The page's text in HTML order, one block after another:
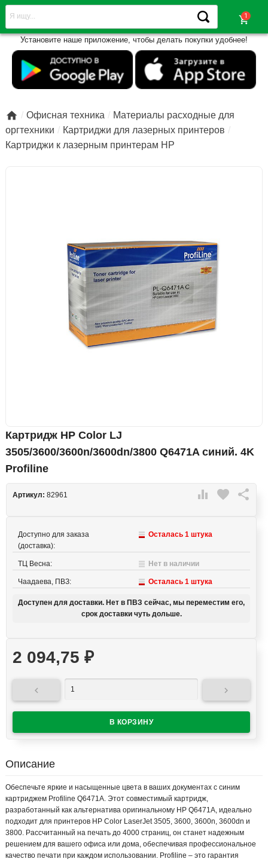
shopping_cart
Установите наше приложение, чтобы делать покупки удобнее!
 Офисная техника
Материалы расходные для
оргтехники
Картриджи для лазерных принтеров
Картриджи к лазерным принтерам НР
Картридж HP Color LJ
3505/3600/3600n/3600dn/3800 Q6471A синий. 4K
Profiline
 favorite 
Артикул: 82961
Доступно для заказа
(доставка):
Осталась 1 штука
ТЦ Весна: Нет в наличии
Чаадаева, ПВЗ: Осталась 1 штука
Доступен для доставки. Нет в ПВЗ сейчас, мы переместим его,
срок доставки чуть дольше.
2 094,75 ₽
 
Описание
Обеспечьте яркие и насыщенные цвета в ваших документах с синим
картриджем Profiline Q6471A. Этот совместимый картридж,
разработанный как альтернатива оригинальному HP Q6471A, идеально
подходит для принтеров HP Color LaserJet 3505, 3600, 3600n, 3600dn и
3800. Рассчитанный на печать до 4000 страниц, он станет надежным
решением для вашего офиса или дома, обеспечивая профессиональное
качество печати при каждом использовании. Profiline – это гарантия